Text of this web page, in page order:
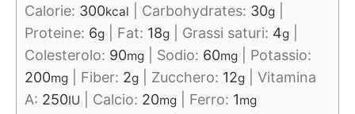
Calorie: 300kcal Carbohydrates: 30g
Proteine: 6g Fat: 18g Grassi saturi: 4g
Colesterolo: 90mg Sodio: 60mg
Potassio:
200mg Fiber: 2g Zucchero: 12g
Vitamina
A: 250IU Calcio: 20mg Ferro: 1mg